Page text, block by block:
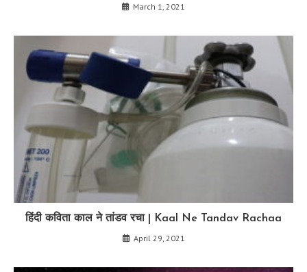
March 1, 2021
हिंदी कविता काल ने तांडव रचा | Kaal Ne Tandav Rachaa
April 29, 2021